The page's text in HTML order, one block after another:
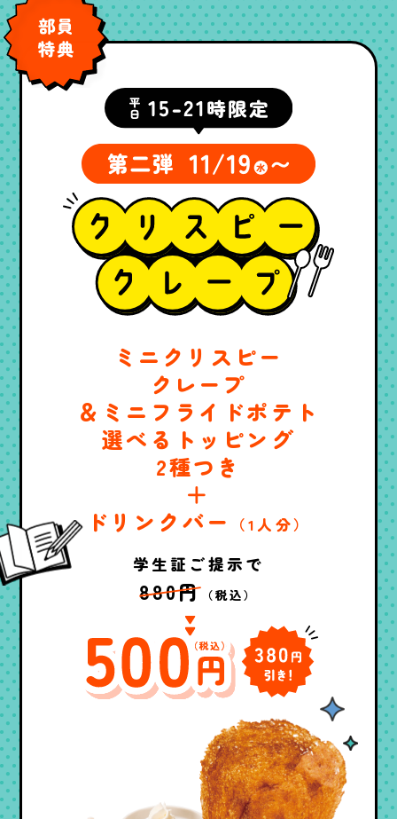
ミニクリスピー
クレープ
＆ミニフライドポテト
選べるトッピング
2種つき
＋
ドリンクバー
（1人分）
学生証ご提示で
880円 （税込）